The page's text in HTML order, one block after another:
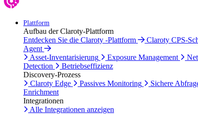
Plattform
Aufbau der Claroty-Plattform
Entdecken Sie die Claroty -Plattform
Claroty CPS-
Agent
Asset-Inventarisierung
Exposure Management
Detection
Betriebseffizienz
Discovery-Prozess
Claroty Edge
Passives Monitoring Sichere
Enrichment
Integrationen
Alle Integrationen anzeigen